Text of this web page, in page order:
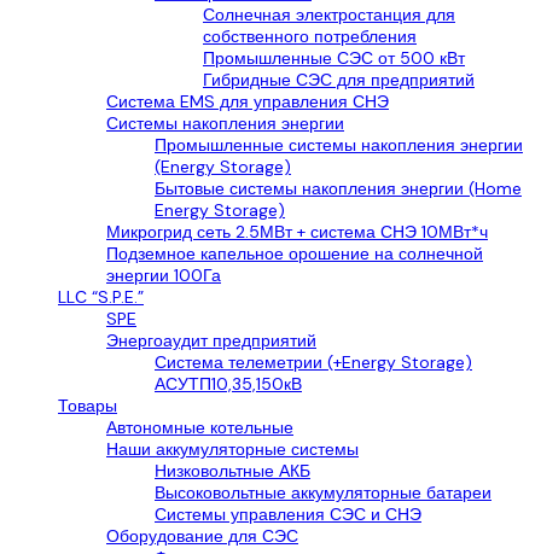
Солнечная электростанция для
собственного потребления
Промышленные СЭС от 500 кВт
Гибридные СЭС для предприятий
Система EMS для управления СНЭ
Системы накопления энергии
Промышленные системы накопления энергии
(Energy Storage)
Бытовые системы накопления энергии (Home
Energy Storage)
Микрогрид сеть 2.5МВт + система СНЭ 10МВт*ч
Подземное капельное орошение на солнечной
энергии 100Га
LLС “S.P.E.”
SPE
Энергоаудит предприятий
Система телеметрии (+Energy Storage)
АСУТП10,35,150кВ
Товары
Автономные котельные
Наши аккумуляторные системы
Низковольтные АКБ
Высоковольтные аккумуляторные батареи
Системы управления СЭС и СНЭ
Оборудование для СЭС